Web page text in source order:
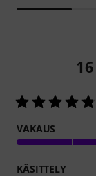
16
VAKAUS
KÄSITTELY